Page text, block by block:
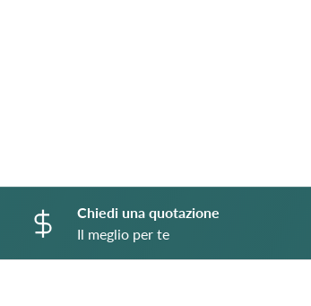
Chiedi una quotazione
Il meglio per te